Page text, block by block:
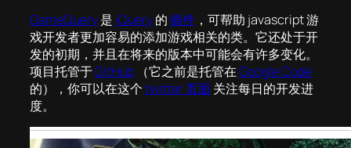
GameQuery是 jQuery的插件 ，可帮助 javascript 游
戏开发者更加容易的添加游戏相关的类。它还处于开
发的初期，并且在将来的版本中可能会有许多变化。
项目托管于GitHub （它之前是托管在Google Code
的），你可以在这个twitter 页面关注每日的开发进
度。